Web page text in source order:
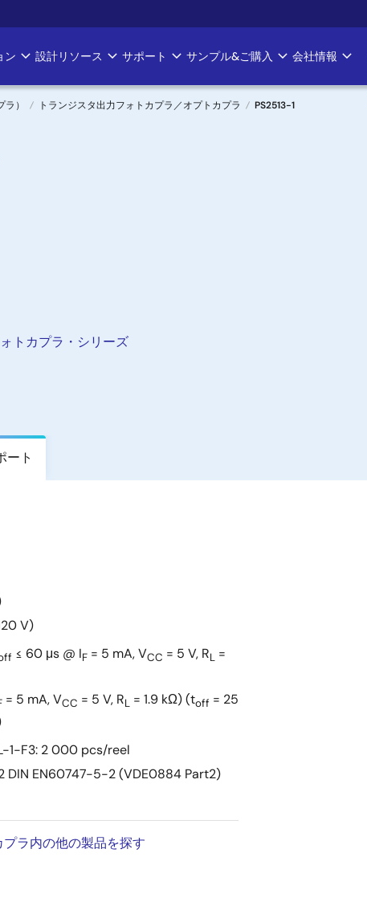
ン 設計リソース サポート サンプル&ご購入 会社情報
） トランジスタ出力フォトカプラ／オプトカプラ PS2513-1
トカプラ・シリーズ
ート
V)
≤ 60 μs @ IF = 5 mA, VCC = 5 V, RL =
= 5 mA, VCC = 5 V, RL = 1.9 kΩ) (toff = 25
1-F3: 2 000 pcs/reel
DIN EN60747-5-2 (VDE0884 Part2)
ラ内の他の製品を探す